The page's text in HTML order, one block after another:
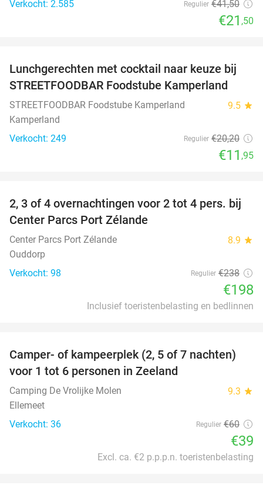
Verkocht: 2.585
Regulier €41,50
€21 ,50
41%
Lunchgerechten met cocktail naar keuze bij
STREETFOODBAR Foodstube Kamperland
STREETFOODBAR Foodstube Kamperland 9.5 star
Kamperland
Verkocht: 249
Regulier €20,20
€11 ,95
17%
2, 3 of 4 overnachtingen voor 2 tot 4 pers. bij
Center Parcs Port Zélande
Center Parcs Port Zélande 8.9 star
Ouddorp
Verkocht: 98
Regulier €238
€198
Inclusief toeristenbelasting en bedlinnen
35%
Camper- of kampeerplek (2, 5 of 7 nachten)
voor 1 tot 6 personen in Zeeland
Camping De Vrolijke Molen 9.3 star
Ellemeet
Verkocht: 36
Regulier €60
€39
Excl. ca. €2 p.p.p.n. toeristenbelasting